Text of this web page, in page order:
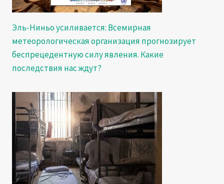
Эль-Ниньо усиливается: Всемирная
метеорологическая организация прогнозирует
беспрецедентную силу явления. Какие
последствия нас ждут?